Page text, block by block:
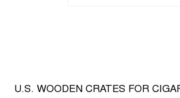
U.S. WOODEN CRATES FOR